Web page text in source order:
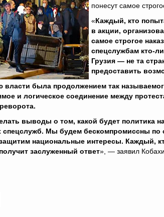
понесут самое
«Каждый, кто
в акции,
самое строгое
спецслужбам кто-
Грузия — не та
предоставить
была продолжением так
и логическое соединение между
выводы о том, какой будет политика
спецслужб. Мы будем бескомпромиссны
национальные интересы. Каждый,
заслуженный ответ», — заявил